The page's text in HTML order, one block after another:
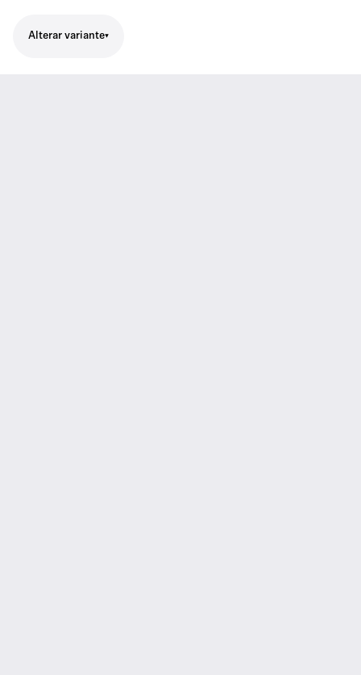
Alterar variante